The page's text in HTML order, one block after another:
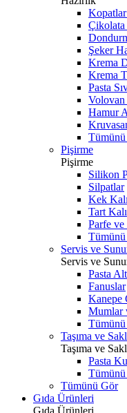
Çikolata
Şeker
Krema
Krema
Pasta
Volovan
Hamur
Pişirme
Pişirme
Silikon
Silpatlar
Kek
Tart
Parfe
Servis ve
Servis ve
Pasta
Fanuslar
Kanepe
Mumlar
Taşıma ve
Taşıma ve
Pasta
Tümünü Gör
Gıda Ürünleri
Gıda Ürünleri